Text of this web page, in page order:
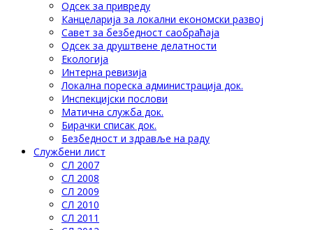
Одсек за привреду
Канцеларија за локални економски развој
Савет за безбедност саобраћаја
Одсек за друштвене делатности
Eкологија
Интерна ревизија
Локална пореска администрација док.
Инспекцијски послови
Матична служба док.
Бирачки списак док.
Безбедност и здравље на раду
Службени лист
СЛ 2007
СЛ 2008
СЛ 2009
СЛ 2010
СЛ 2011